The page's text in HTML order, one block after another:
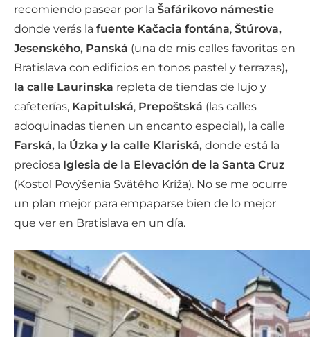
recomiendo pasear por la Šafárikovo námestie
donde verás la fuente Kačacia fontána, Štúrova,
Jesenského, Panská (una de mis calles favoritas en
Bratislava con edificios en tonos pastel y terrazas),
la calle Laurinska repleta de tiendas de lujo y
cafeterías, Kapitulská, Prepoštská (las calles
adoquinadas tienen un encanto especial), la calle
Farská, la Úzka y la calle Klariská, donde está la
preciosa Iglesia de la Elevación de la Santa Cruz
(Kostol Povýšenia Svätého Kríža). No se me ocurre
un plan mejor para empaparse bien de lo mejor
que ver en Bratislava en un día.